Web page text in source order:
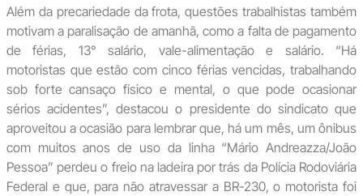
Além da precariedade da frota, questões trabalhistas também
motivam a paralisação de amanhã, como a falta de pagamento
de férias, 13° salário, vale-alimentação e salário. “Há
motoristas que estão com cinco férias vencidas, trabalhando
sob forte cansaço físico e mental, o que pode ocasionar
sérios acidentes”, destacou o presidente do sindicato que
aproveitou a ocasião para lembrar que, há um mês, um ônibus
com muitos anos de uso da linha “Mário Andreazza/João
Pessoa” perdeu o freio na ladeira por trás da Polícia Rodoviária
Federal e que, para não atravessar a BR-230, o motorista foi